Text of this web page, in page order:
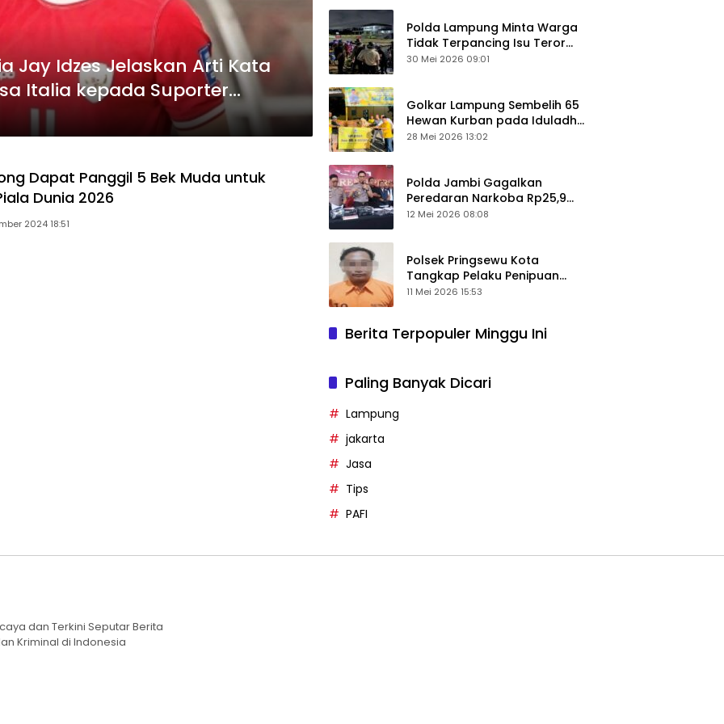
Jay Idzes Jelaskan Arti Kata
Italia kepada Suporter
Dapat Panggil 5 Bek Muda untuk
Dunia 2026
2024 18:51
Polda Lampung Minta Warga
Tidak Terpancing Isu Teror
Pocong Palsu, Patroli
30 Mei 2026 09:01
Golkar Lampung Sembelih 65
Hewan Kurban pada Iduladha
1447 Hijriah
28 Mei 2026 13:02
Polda Jambi Gagalkan
Peredaran Narkoba Rp25,9
Miliar, Empat Tersangka
12 Mei 2026 08:08
Polsek Pringsewu Kota
Tangkap Pelaku Penipuan
Mobil, Sempat Kabur ke Jambi
11 Mei 2026 15:53
Berita Terpopuler Minggu Ini
Paling Banyak Dicari
Lampung
jakarta
Jasa
Tips
PAFI
dan Terkini Seputar Berita
Kriminal di Indonesia